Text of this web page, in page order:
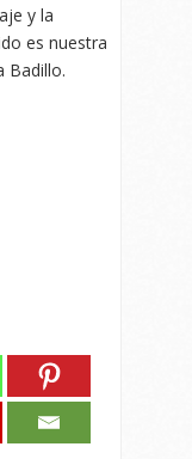
y la
es nuestra
Badillo.